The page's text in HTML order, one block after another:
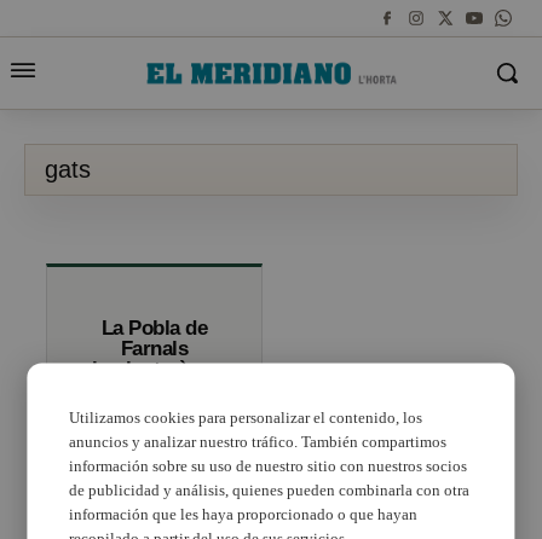
gats
La Pobla de
Farnals
implantarà un
per a controlar
els gats al carrer
Utilizamos cookies para personalizar el contenido, los
anuncios y analizar nuestro tráfico. También compartimos
información sobre su uso de nuestro sitio con nuestros socios
de publicidad y análisis, quienes pueden combinarla con otra
información que les haya proporcionado o que hayan